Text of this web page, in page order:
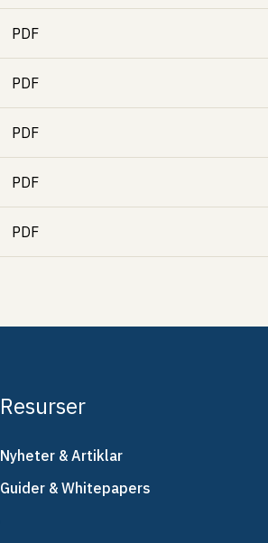
PDF
PDF
PDF
PDF
PDF
Resurser
Nyheter & Artiklar
Guider & Whitepapers